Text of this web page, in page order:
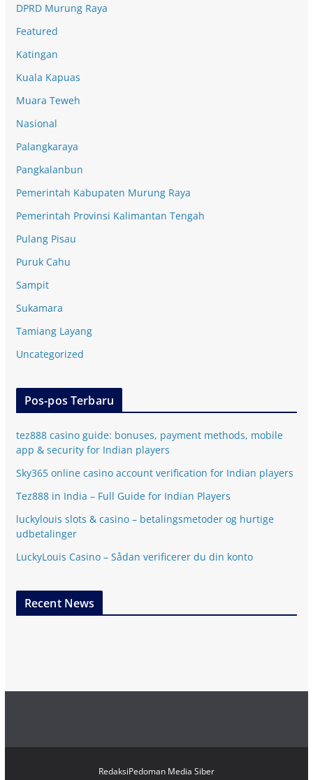
DPRD Murung Raya
Featured
Katingan
Kuala Kapuas
Muara Teweh
Nasional
Palangkaraya
Pangkalanbun
Pemerintah Kabupaten Murung Raya
Pemerintah Provinsi Kalimantan Tengah
Pulang Pisau
Puruk Cahu
Sampit
Sukamara
Tamiang Layang
Uncategorized
Pos-pos Terbaru
tez888 casino guide: bonuses, payment methods, mobile
app & security for Indian players
Sky365 online casino account verification for Indian players
Tez888 in India – Full Guide for Indian Players
luckylouis slots & casino – betalingsmetoder og hurtige
udbetalinger
LuckyLouis Casino – Sådan verificerer du din konto
Recent News
RedaksiPedoman Media Siber